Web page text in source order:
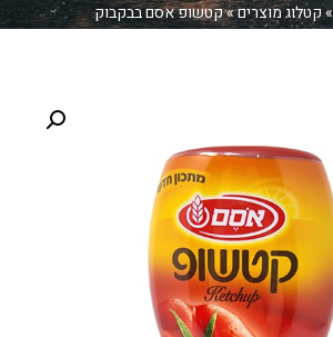
»קטלוג מוצרים»קטשופ אסם בבקבוק